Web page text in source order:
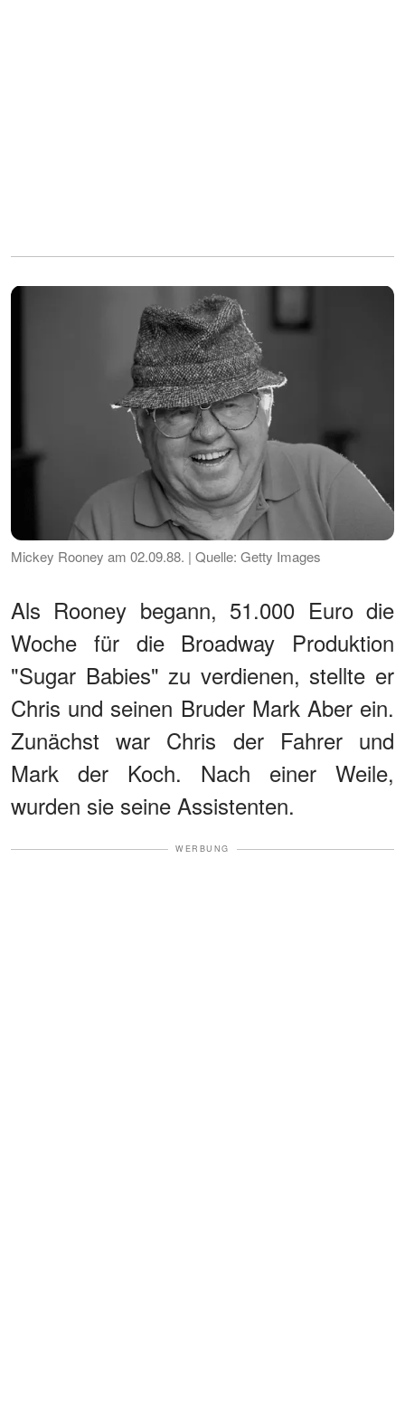
Mickey Rooney am 02.09.88. | Quelle: Getty Images
Als Rooney begann, 51.000 Euro die
Woche für die Broadway Produktion
"Sugar Babies" zu verdienen, stellte er
Chris und seinen Bruder Mark Aber ein.
Zunächst war Chris der Fahrer und
Mark der Koch. Nach einer Weile,
wurden sie seine Assistenten.
WERBUNG